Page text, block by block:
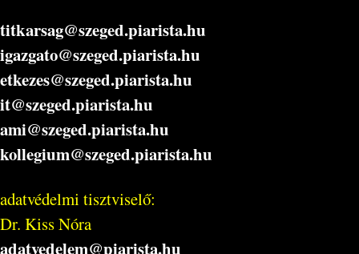
titkarsag@szeged.piarista.hu
igazgato@szeged.piarista.hu
etkezes@szeged.piarista.hu
it@szeged.piarista.hu
ami@szeged.piarista.hu
kollegium@szeged.piarista.hu
adatvédelmi tisztviselő:
Dr. Kiss Nóra
adatvedelem@piarista.hu